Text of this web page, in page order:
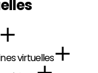
virtuelles